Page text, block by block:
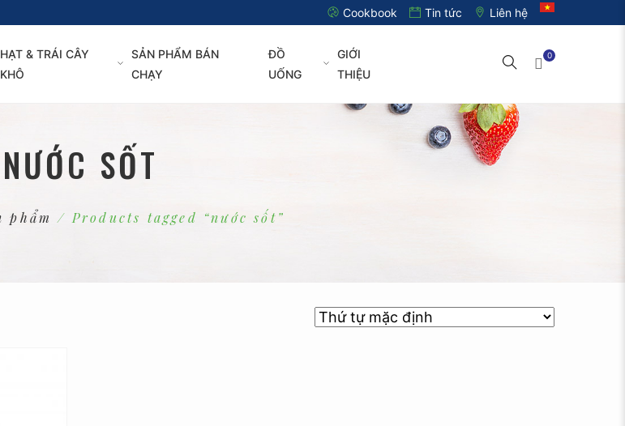
Cookbook Tin tức Liên hệ
HẠT & TRÁI CÂY
KHÔ
SẢN PHẨM BÁN
CHẠY
ĐỒ
UỐNG
GIỚI
THIỆU
0
NƯỚC SỐT
phẩm / Products tagged “nước sốt”